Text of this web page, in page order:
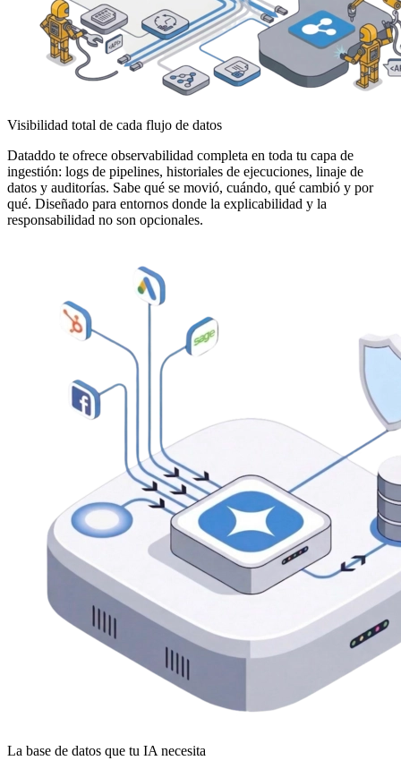
Visibilidad total de cada flujo de datos
Dataddo te ofrece observabilidad completa en toda tu capa de
ingestión: logs de pipelines, historiales de ejecuciones, linaje de
datos y auditorías. Sabe qué se movió, cuándo, qué cambió y por
qué. Diseñado para entornos donde la explicabilidad y la
responsabilidad no son opcionales.
La base de datos que tu IA necesita